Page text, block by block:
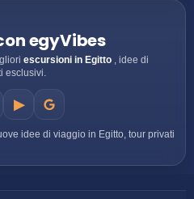
egyVibes
escursioni in Egitto
, idee di
esclusivi.
▶
idee di viaggio in Egitto, tour privati